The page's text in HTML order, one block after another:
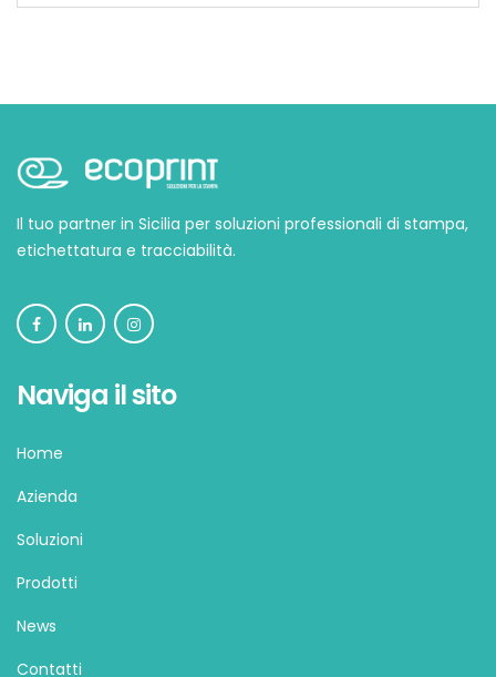
Il tuo partner in Sicilia per soluzioni professionali di stampa,
etichettatura e tracciabilità.
Naviga il sito
Home
Azienda
Soluzioni
Prodotti
News
Contatti